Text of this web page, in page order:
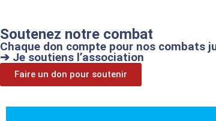
Soutenez notre combat
Chaque don compte pour nos combats
➔ Je soutiens l’association
Faire un don pour soutenir